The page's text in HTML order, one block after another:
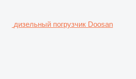
дизельный погрузчик Doosan